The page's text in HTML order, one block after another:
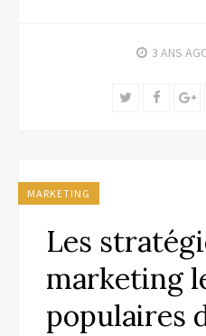
3 ANS
Twitter
MARKETING
Les
marketing
populaires